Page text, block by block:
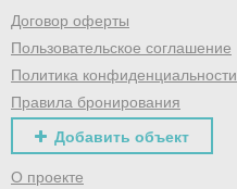
Договор оферты
Пользовательское соглашение
Политика конфиденциальности
Правила бронирования
Добавить объект
О проекте